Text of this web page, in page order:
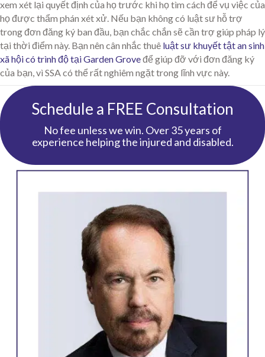
xem xét lại quyết định của họ trước khi họ tìm cách để vụ việc của
họ được thẩm phán xét xử. Nếu bạn không có luật sư hỗ trợ
trong đơn đăng ký ban đầu, bạn chắc chắn sẽ cần trợ giúp pháp lý
tại thời điểm này. Bạn nên cân nhắc thuê luật sư khuyết tật an sinh
xã hội có trình độ tại Garden Groveđể giúp đỡ với đơn đăng ký
của bạn, vì SSA có thể rất nghiêm ngặt trong lĩnh vực này.
Schedule a FREE Consultation
No fee unless we win. Over 35 years of
experience helping the injured and disabled.